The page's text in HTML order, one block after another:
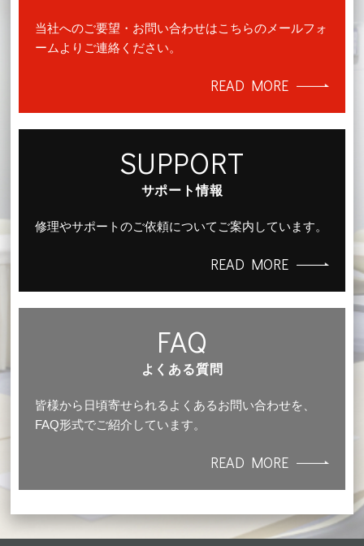
当社へのご要望・お問い合わせはこちらのメールフォ
ームよりご連絡ください。
READ MORE
SUPPORT
サポート情報
修理やサポートのご依頼についてご案内しています。
READ MORE
FAQ
よくある質問
皆様から日頃寄せられるよくあるお問い合わせを、
FAQ形式でご紹介しています。
READ MORE